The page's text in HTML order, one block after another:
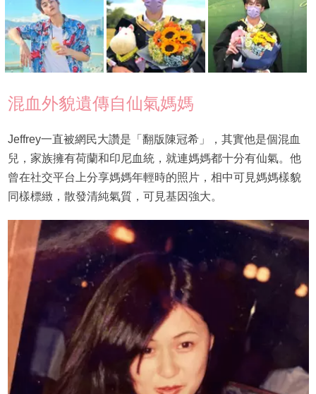
混血外貌遺傳自仙氣媽媽
Jeffrey一直被網民大讚是「翻版陳冠希」，其實他是個混血
兒，家族擁有荷蘭和印尼血統，就連媽媽都十分有仙氣。他
曾在社交平台上分享媽媽年輕時的照片，相中可見媽媽樣貌
同樣標緻，散發清純氣質，可見基因強大。